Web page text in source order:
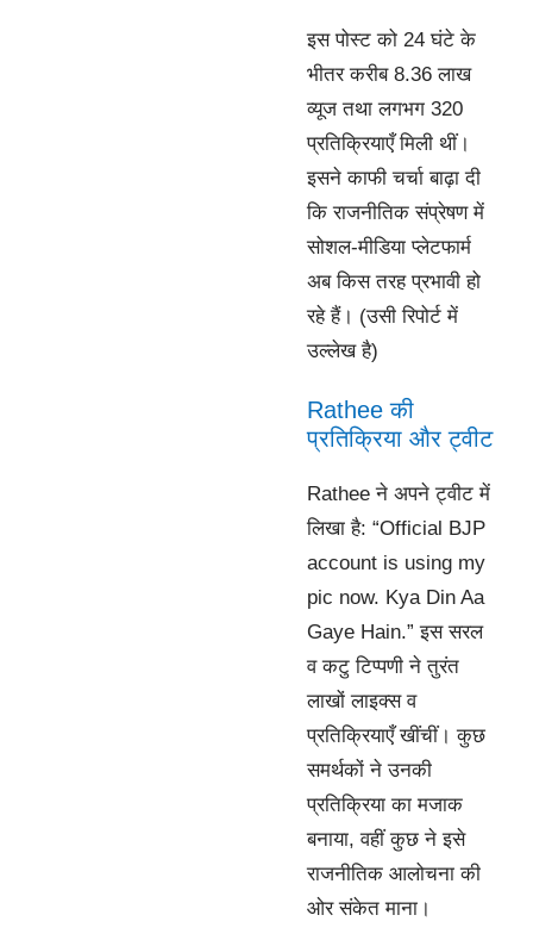
इस पोस्ट को 24 घंटे के
भीतर करीब 8.36 लाख
व्यूज तथा लगभग 320
प्रतिक्रियाएँ मिली थीं।
इसने काफी चर्चा बाढ़ा दी
कि राजनीतिक संप्रेषण में
सोशल-मीडिया प्लेटफार्म
अब किस तरह प्रभावी हो
रहे हैं। (उसी रिपोर्ट में
उल्लेख है)
Rathee की
प्रतिक्रिया और ट्वीट
Rathee ने अपने ट्वीट में
लिखा है: “Official BJP
account is using my
pic now. Kya Din Aa
Gaye Hain.” इस सरल
व कटु टिप्पणी ने तुरंत
लाखों लाइक्स व
प्रतिक्रियाएँ खींचीं। कुछ
समर्थकों ने उनकी
प्रतिक्रिया का मजाक
बनाया, वहीं कुछ ने इसे
राजनीतिक आलोचना की
ओर संकेत माना।